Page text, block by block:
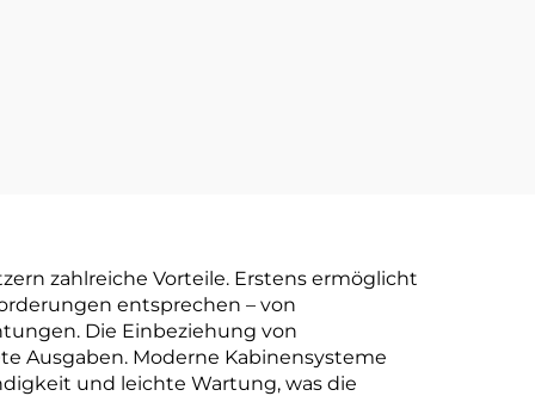
zahlreiche Vorteile. Erstens ermöglicht
entsprechen – von
Die Einbeziehung von
Ausgaben. Moderne Kabinensysteme
und leichte Wartung, was die